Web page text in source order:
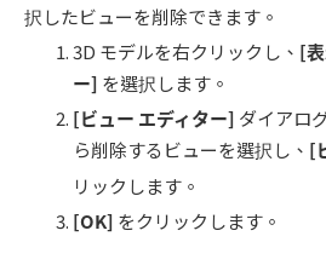
択したビューを削除できます。
3D モデルを右クリックし、 [
ー] を選択します。
[ビュー エディター] ダイアロ
ら削除するビューを選択し、 [
リックします。
[OK] をクリックします。